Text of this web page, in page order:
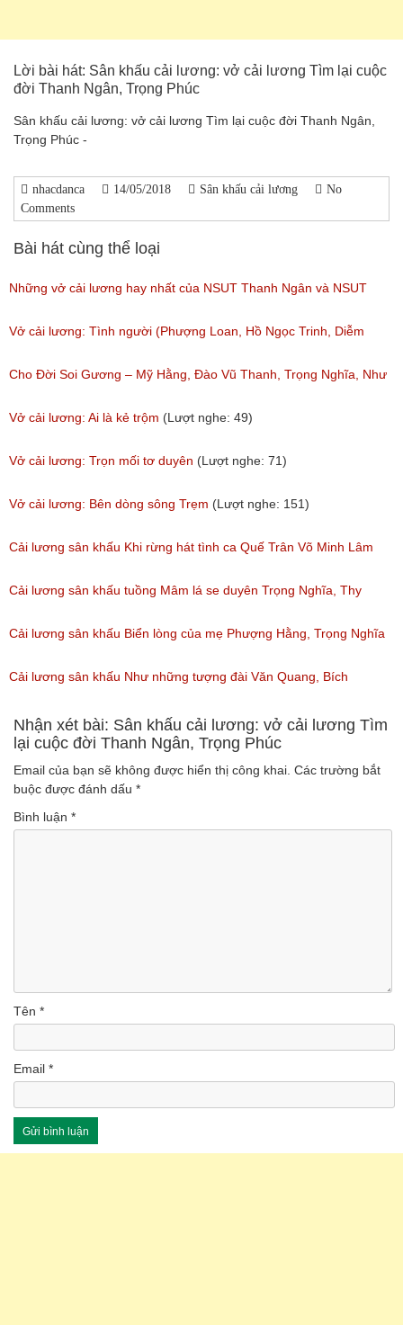
Lời bài hát: Sân khấu cải lương: vở cải lương Tìm lại cuộc
đời Thanh Ngân, Trọng Phúc
Sân khấu cải lương: vở cải lương Tìm lại cuộc đời Thanh Ngân,
Trọng Phúc -
nhacdanca 14/05/2018 Sân khấu cải lương
No
Comments
Bài hát cùng thể loại
Những vở cải lương hay nhất của NSUT Thanh Ngân và NSUT
Trọng Phúc
(Lượt nghe: 217)
Vở cải lương: Tình người (Phượng Loan, Hồ Ngọc Trinh, Diễm
My,Anh Chàng)
(Lượt nghe: 111)
Cho Đời Soi Gương – Mỹ Hằng, Đào Vũ Thanh, Trọng Nghĩa, Như
Huỳnh
(Lượt nghe: 96)
Vở cải lương: Ai là kẻ trộm (Lượt nghe: 49)
Vở cải lương: Trọn mối tơ duyên (Lượt nghe: 71)
Vở cải lương: Bên dòng sông Trẹm (Lượt nghe: 151)
Cải lương sân khấu Khi rừng hát tình ca Quế Trân Võ Minh Lâm
(Lượt nghe: 139)
Cải lương sân khấu tuồng Mâm lá se duyên Trọng Nghĩa, Thy
Trang
(Lượt nghe: 70)
Cải lương sân khấu Biển lòng của mẹ Phượng Hằng, Trọng Nghĩa
(Lượt nghe: 95)
Cải lương sân khấu Như những tượng đài Văn Quang, Bích
Phượng
(Lượt nghe: 34)
Nhận xét bài: Sân khấu cải lương: vở cải lương Tìm
lại cuộc đời Thanh Ngân, Trọng Phúc
Email của bạn sẽ không được hiển thị công khai. Các trường bắt
buộc được đánh dấu *
Bình luận *
Tên *
Email *